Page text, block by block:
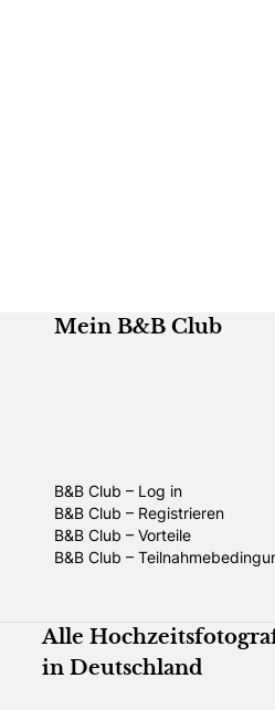
Mein B&B Club
B&B Club – Log in
B&B Club – Registrieren
B&B Club – Vorteile
B&B Club –
Alle
in Deutschland